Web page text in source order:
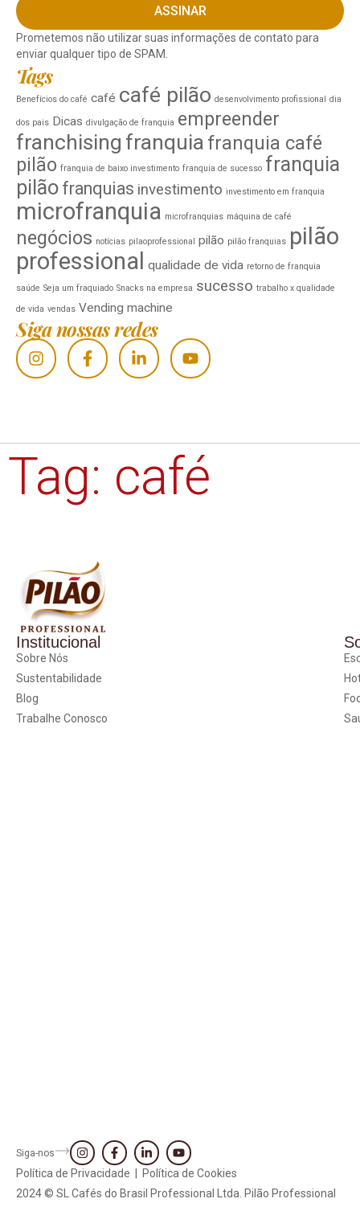
ASSINAR
Prometemos não utilizar suas informações de contato para
enviar qualquer tipo de SPAM.
Tags
Benefícios do café café café pilão desenvolvimento profissional dia
dos pais Dicas divulgação de franquia empreender
franchising franquia franquia café
pilão franquia de baixo investimento franquia de sucesso franquia
pilão franquias investimento investimento em franquia
microfranquia microfranquias máquina de café
negócios notícias pilaoprofessional pilão pilão franquias pilão
professional
qualidade de vida retorno de franquia
saúde Seja um fraquiado Snacks na empresa sucesso trabalho x qualidade
de vida vendas Vending machine
Siga nossas redes
Tag: café
Institucional
Sobre Nós
Sustentabilidade
Blog
Trabalhe Conosco
Siga-nos
Política de Privacidade
Política de Cookies
2024 © SL Cafés do Brasil Professional Ltda. Pilão Professional